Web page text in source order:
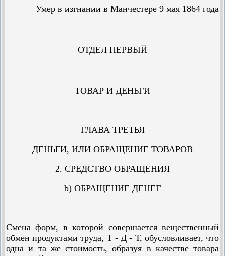
Умер в изгнании в Манчестере 9 мая 1864 года
ОТДЕЛ ПЕРВЫЙ
ТОВАР И ДЕНЬГИ
ГЛАВА ТРЕТЬЯ
ДЕНЬГИ, ИЛИ ОБРАЩЕНИЕ ТОВАРОВ
2. СРЕДСТВО ОБРАЩЕНИЯ
b) ОБРАЩЕНИЕ ДЕНЕГ
Смена форм, в которой совершается вещественный
обмен продуктами труда, Т - Д - Т, обусловливает, что
одна и та же стоимость, образуя в качестве товара